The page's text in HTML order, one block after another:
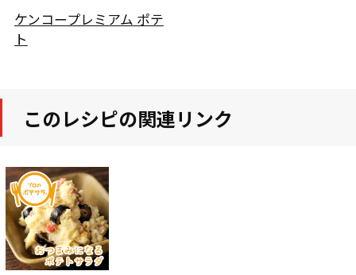
ケンコープレミアム ポテ
ト
このレシピの関連リンク